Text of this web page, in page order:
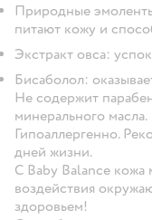
Природные
питают кожу и
Экстракт овса:
Бисаболол:
Не содержит
минерального масла.
Гипоаллергенно.
дней жизни.
С Baby Balance кожа
воздействия
здоровьем!